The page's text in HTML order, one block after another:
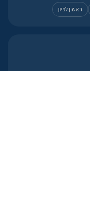
ראשון לציון